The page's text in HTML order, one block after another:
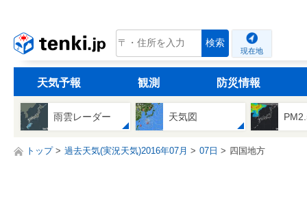
tenki.jp 検索
現在地
天気予報 観測 防災情報
雨雲レーダー 天気図
トップ 過去天気(実況天気)2016年07月 07日 四国地方